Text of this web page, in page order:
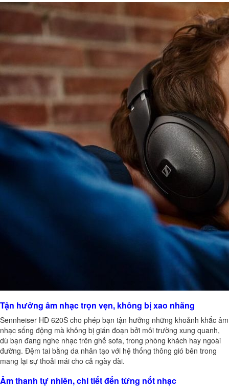
Tận hưởng âm nhạc trọn vẹn, không bị xao nhãng
Sennheiser HD 620S cho phép bạn tận hưởng những khoảnh khắc âm
nhạc sống động mà không bị gián đoạn bởi môi trường xung quanh,
dù bạn đang nghe nhạc trên ghế sofa, trong phòng khách hay ngoài
đường. Đệm tai bằng da nhân tạo với hệ thống thông gió bên trong
mang lại sự thoải mái cho cả ngày dài.
Âm thanh tự nhiên, chi tiết đến từng nốt nhạc